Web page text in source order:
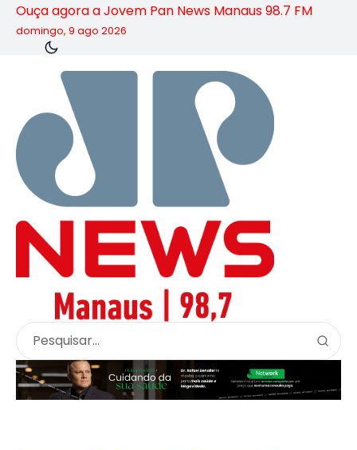
Ouça agora a Jovem Pan News Manaus 98.7 FM
domingo, 9 ago 2026